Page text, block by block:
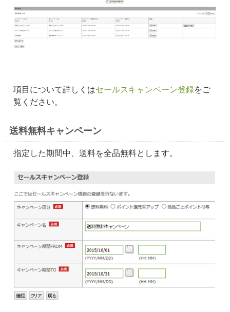
項目について詳しくはセールスキャンペーン登録をご
覧ください。
送料無料キャンペーン
指定した期間中、送料を全品無料とします。